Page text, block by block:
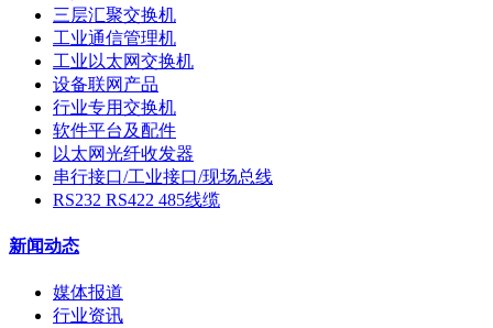
三层汇聚交换机
工业通信管理机
工业以太网交换机
设备联网产品
行业专用交换机
软件平台及配件
以太网光纤收发器
串行接口/工业接口/现场总线
RS232 RS422 485线缆
新闻动态
媒体报道
行业资讯